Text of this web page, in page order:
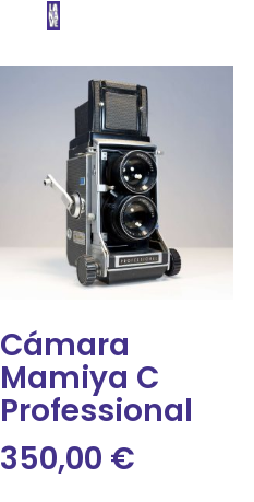
Cámara
Mamiya C
Professional
350,00 €